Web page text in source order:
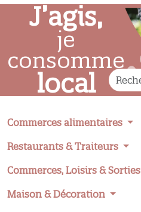
J’agis,
je
consomme
local
Commerces alimentaires
Restaurants & Traiteurs
Commerces, Loisirs & Sorties
Maison & Décoration